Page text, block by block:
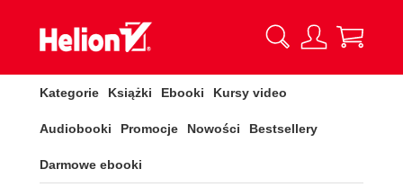
Kategorie Książki Ebooki Kursy video
Audiobooki Promocje Nowości Bestsellery
Darmowe ebooki